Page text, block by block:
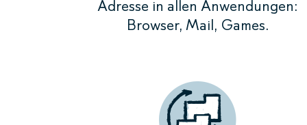
Adresse in allen Anwendungen:
Browser, Mail, Games.